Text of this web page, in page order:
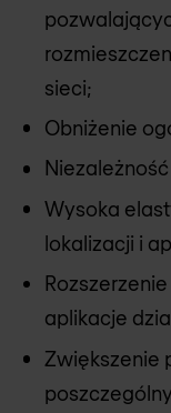
sieci;
Obniżenie
Wysoka
lokalizacji i
aplikacje
Zwiększenie